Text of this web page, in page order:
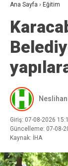
Ana Sayfa › Eğitim
Giriş: 07-08-2026
Güncelleme: 07-08-
Kaynak: İHA